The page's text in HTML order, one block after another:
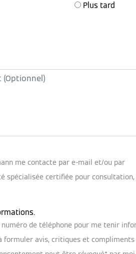
Plus tard
me contacte par e-mail et/ou par
spécialisée certifiée pour consultation,
de téléphone pour me tenir
formuler avis, critiques et compliments